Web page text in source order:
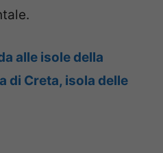
alle isole della
di Creta, isola delle